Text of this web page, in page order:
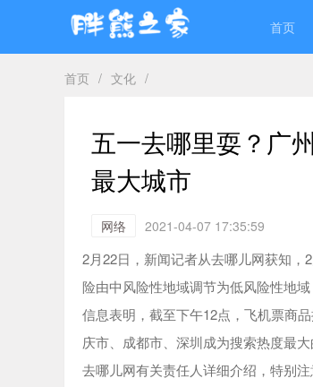
首页
首页 / 文化 /
五一去哪里耍？广
最大城市
网络 2021-04-07 17:35:59
2月22日，新闻记者从去哪儿网获知
险由中风险性地域调节为低风险性地
信息表明，截至下午12点，飞机票商
庆市、成都市、深圳成为搜索热度最大
去哪儿网有关责任人详细介绍，特别